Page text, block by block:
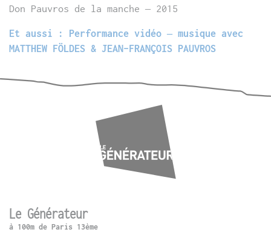
Don Pauvros de la manche – 2015
Et aussi : Performance vidéo – musique avec
MATTHEW FÖLDES & JEAN-FRANÇOIS PAUVROS
Le Générateur
à 100m de Paris 13ème